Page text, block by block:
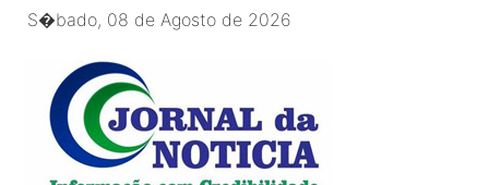
S�bado, 08 de Agosto de 2026